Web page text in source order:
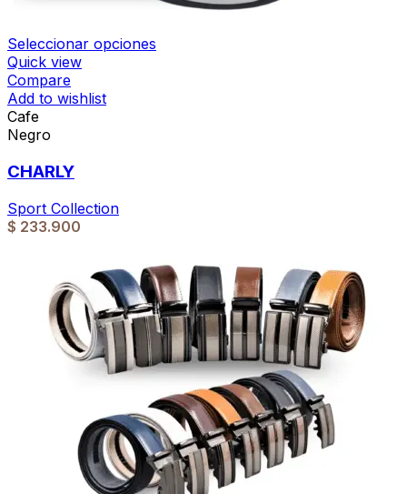
Seleccionar opciones
Quick view
Compare
Add to wishlist
Cafe
Negro
CHARLY
Sport Collection
$ 233.900